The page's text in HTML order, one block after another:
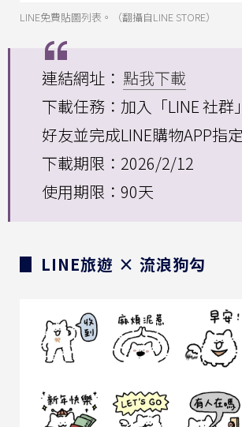
LINE免費貼圖列表。（翻攝自LINE STORE）
連結網址： 點我下載
下載任務：加入「LINE 社群
好友並完成LINE購物APP指
下載期限：2026/2/12
使用期限：90天
▊ LINE旅遊 × 流浪狗勾